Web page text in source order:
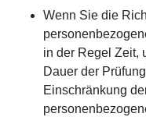
Wenn Sie die
in der Regel Zeit,
Dauer der
Einschränkung